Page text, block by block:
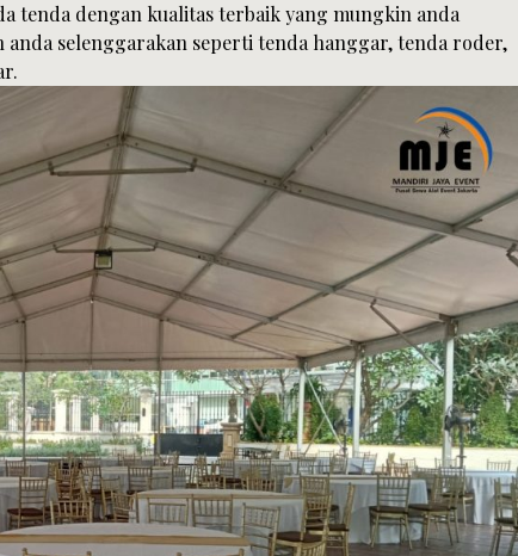
tenda dengan kualitas terbaik yang mungkin anda
selenggarakan seperti tenda hanggar, tenda roder,